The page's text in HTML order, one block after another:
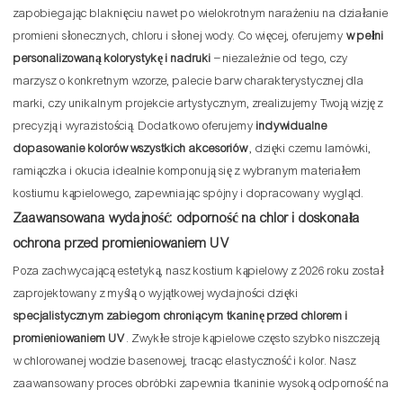
zapobiegając blaknięciu nawet po wielokrotnym narażeniu na działanie
promieni słonecznych, chloru i słonej wody. Co więcej, oferujemy w pełni
personalizowaną kolorystykę i nadruki – niezależnie od tego, czy
marzysz o konkretnym wzorze, palecie barw charakterystycznej dla
marki, czy unikalnym projekcie artystycznym, zrealizujemy Twoją wizję z
precyzją i wyrazistością. Dodatkowo oferujemy indywidualne
dopasowanie kolorów wszystkich akcesoriów, dzięki czemu lamówki,
ramiączka i okucia idealnie komponują się z wybranym materiałem
kostiumu kąpielowego, zapewniając spójny i dopracowany wygląd.
Zaawansowana wydajność: odporność na chlor i doskonała
ochrona przed promieniowaniem UV
Poza zachwycającą estetyką, nasz kostium kąpielowy z 2026 roku został
zaprojektowany z myślą o wyjątkowej wydajności dzięki
specjalistycznym zabiegom chroniącym tkaninę przed chlorem i
promieniowaniem UV. Zwykłe stroje kąpielowe często szybko niszczeją
w chlorowanej wodzie basenowej, tracąc elastyczność i kolor. Nasz
zaawansowany proces obróbki zapewnia tkaninie wysoką odporność na